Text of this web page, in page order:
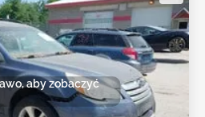
aby zobaczyć